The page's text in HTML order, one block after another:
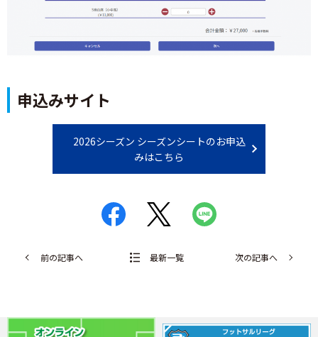
申込みサイト
2026シーズン シーズンシートのお申込
みはこちら
前の記事へ 最新一覧 次の記事へ